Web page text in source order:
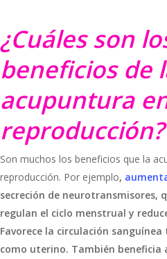
¿Cuáles son
beneficios de
acupuntura
reproducción?
Son muchos los beneficios que la
reproducción. Por ejemplo,
secreción de neurotransmisores,
regulan el ciclo menstrual y
Favorece la circulación
como uterino. También beneficia